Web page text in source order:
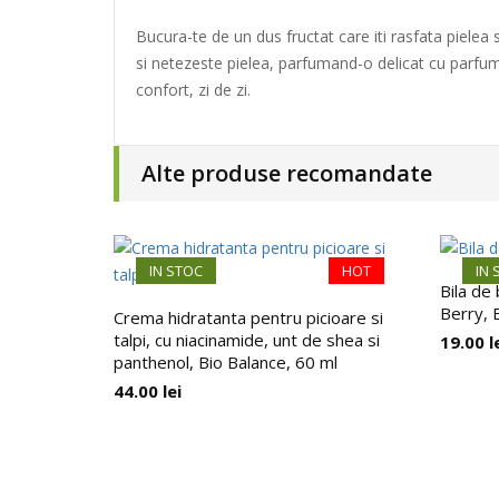
Bucura-te de un dus fructat care iti rasfata pielea
si netezeste pielea, parfumand-o delicat cu
confort, zi de zi.
Alte produse recomandate
HOT
IN STOC
Crema hidratanta pentru picioare si
talpi, cu niacinamide, unt de shea si
panthenol, Bio Balance, 60 ml
44.00 lei
IN
Bila de
Berry,
19.00